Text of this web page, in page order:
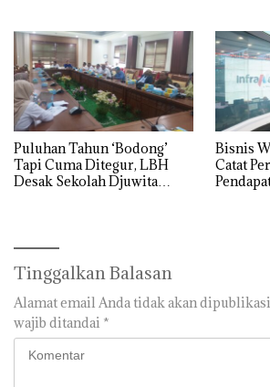
dengan
Puluhan Tahun ‘Bodong’
Tapi Cuma Ditegur, LBH
Desak Sekolah Djuwita
Bisnis
Catat
Tinggalkan Balasan
Alamat email Anda tidak akan
wajib ditandai *